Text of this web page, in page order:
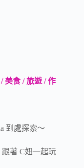
美食 / 旅遊 / 作
到處探索～
著 C妞一起玩